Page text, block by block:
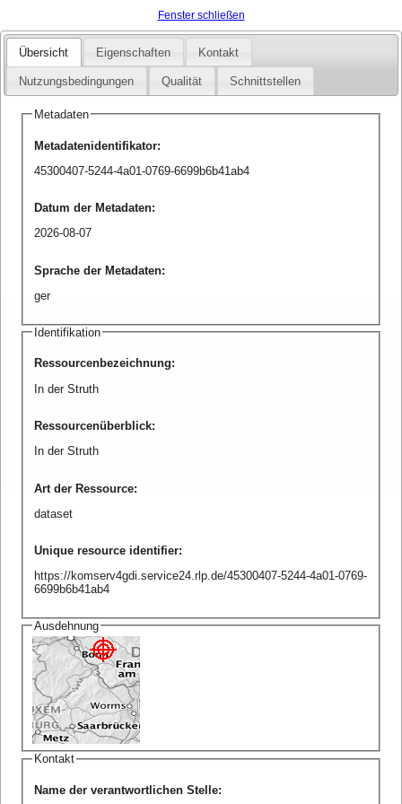
Fenster schließen
Übersicht Eigenschaften Kontakt
Nutzungsbedingungen Qualität Schnittstellen
Metadaten
Metadatenidentifikator:
45300407-5244-4a01-0769-6699b6b41ab4
Datum der Metadaten:
2026-08-07
Sprache der Metadaten:
ger
Identifikation
Ressourcenbezeichnung:
In der Struth
Ressourcenüberblick:
In der Struth
Art der Ressource:
dataset
Unique resource identifier:
https://komserv4gdi.service24.rlp.de/45300407-5244-4a01-0769-
6699b6b41ab4
Ausdehnung
Kontakt
Name der verantwortlichen Stelle: